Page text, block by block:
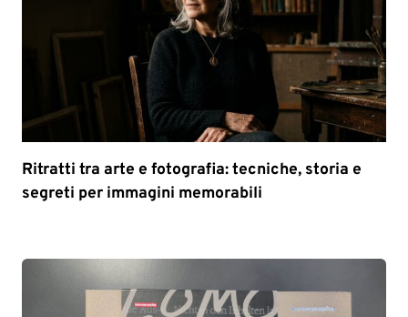
Ritratti tra arte e fotografia: tecniche, storia e
segreti per immagini memorabili